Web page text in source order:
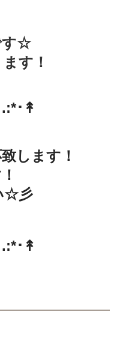
す☆
す！
･↟
します！
☆彡
･↟